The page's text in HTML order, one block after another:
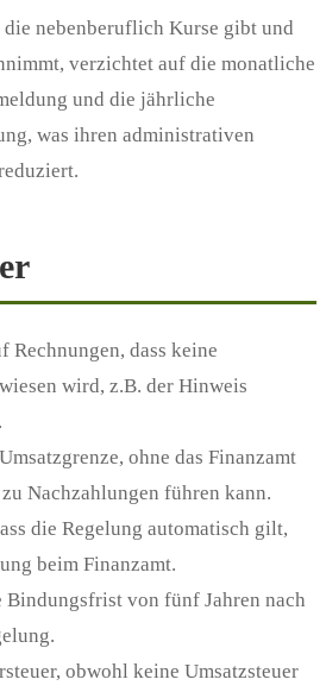
nebenberuflich Kurse gibt und
verzichtet auf die monatliche
und die jährliche
was ihren administrativen
Rechnungen, dass keine
wird, z.B. der Hinweis
ohne das Finanzamt
Nachzahlungen führen kann.
die Regelung automatisch gilt,
beim Finanzamt.
Bindungsfrist von fünf Jahren nach
obwohl keine Umsatzsteuer